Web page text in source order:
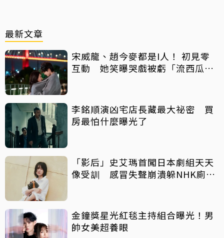
最新文章
宋威龍、趙今麥都是I人！ 初見零
互動 她笑曝哭戲被虧「流西瓜
李銘順演凶宅店長藏最大祕密 買
房最怕什麼曝光了
「影后」史艾瑪首闖日本劇組天天
像受訓 感冒失聲崩潰躲NHK廁所
金鐘獎星光紅毯主持組合曝光！男
帥女美超養眼